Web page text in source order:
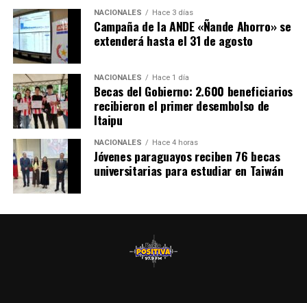
NACIONALES Hace 3 días
Campaña de la ANDE «Ñande Ahorro» se
extenderá hasta el 31 de agosto
NACIONALES Hace 1 día
Becas del Gobierno: 2.600 beneficiarios
recibieron el primer desembolso de
Itaipu
NACIONALES Hace 4 horas
Jóvenes paraguayos reciben 76 becas
universitarias para estudiar en Taiwán